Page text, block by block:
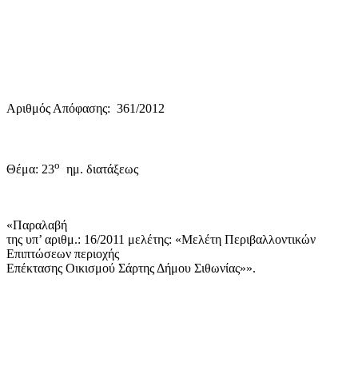
Αριθμός Απόφασης: 361/2012
Θέμα: 23ο ημ. διατάξεως
«Παραλαβή
της υπ’ αριθμ.: 16/2011 μελέτης: «Μελέτη Περιβαλλοντικών
Επιπτώσεων περιοχής
Επέκτασης Οικισμού Σάρτης Δήμου Σιθωνίας»».